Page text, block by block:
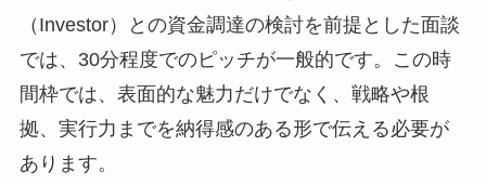
（Investor）との資金調達の検討を前提とした面談
では、30分程度でのピッチが一般的です。この時
間枠では、表面的な魅力だけでなく、戦略や根
拠、実行力までを納得感のある形で伝える必要が
あります。